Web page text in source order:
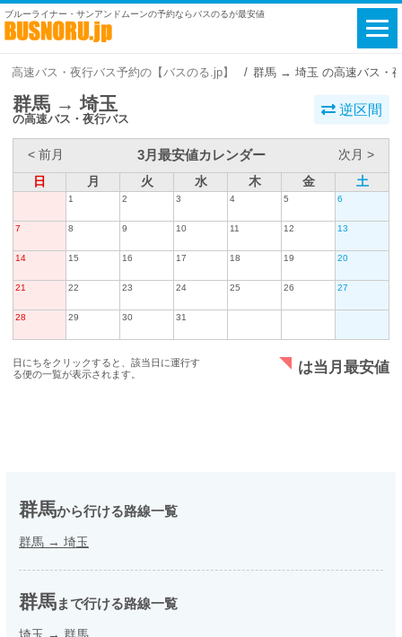
ブルーライナー・サンアンドムーンの予約ならバスのるが最安値
高速バス・夜行バス予約の【バスのる.jp】 群馬 → 埼玉 の高速バス・
群馬 → 埼玉
の高速バス・夜行バス
逆区間
< 前月 3月最安値カレンダー
次月 >
日
月 火 水 木 金 土
1 2 3 4 5 6
7 8 9 10 11 12 13
14 15 16 17 18 19 20
21 22 23 24 25 26 27
28 29 30 31
日にちをクリックすると、該当日に運行す
る便の一覧が表示されます。
は当月最安値
群馬から行ける路線一覧
群馬 → 埼玉
群馬まで行ける路線一覧
埼玉 → 群馬